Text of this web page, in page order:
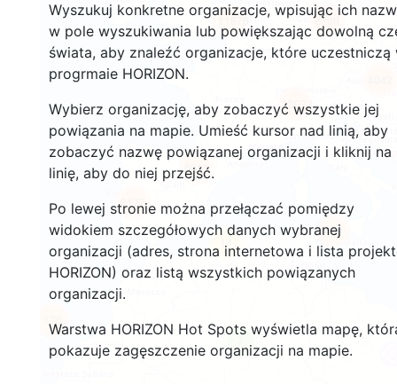
Wyszukuj konkretne organizacje, wpisując ich
w pole wyszukiwania lub powiększając dowolną
świata, aby znaleźć organizacje, które uczestniczą
progrmaie HORIZON.
Wybierz organizację, aby zobaczyć wszystkie jej
powiązania na mapie. Umieść kursor nad linią, aby
zobaczyć nazwę powiązanej organizacji i kliknij na
linię, aby do niej przejść.
Po lewej stronie można przełączać pomiędzy
widokiem szczegółowych danych wybranej
organizacji (adres, strona internetowa i lista
HORIZON) oraz listą wszystkich powiązanych
organizacji.
Warstwa HORIZON Hot Spots wyświetla mapę,
pokazuje zagęszczenie organizacji na mapie.
7
17
409
2200
6011
13073
11876